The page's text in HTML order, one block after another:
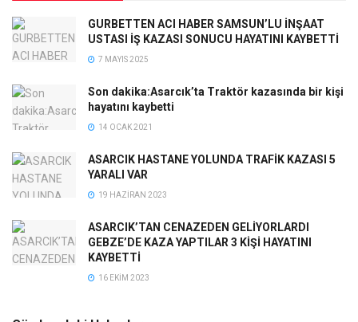
GURBETTEN ACI HABER SAMSUN’LU İNŞAAT
USTASI İŞ KAZASI SONUCU HAYATINI KAYBETTİ
7 MAYIS 2025
Son dakika:Asarcık’ta Traktör kazasında bir kişi
hayatını kaybetti
14 OCAK 2021
ASARCIK HASTANE YOLUNDA TRAFİK KAZASI 5
YARALI VAR
19 HAZIRAN 2023
ASARCIK’TAN CENAZEDEN GELİYORLARDI
GEBZE’DE KAZA YAPTILAR 3 KİŞİ HAYATINI
KAYBETTİ
16 EKIM 2023